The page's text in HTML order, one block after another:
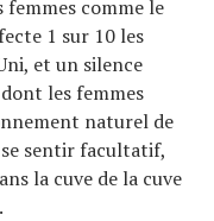
comme le
1 sur 10 les
et un silence
les femmes
naturel de
sentir facultatif,
la cuve de la cuve